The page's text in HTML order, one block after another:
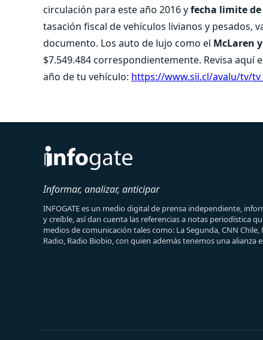
circulación para este año 2016 yfecha limite de
tasación fiscal de vehículos livianos y pesados,
documento. Los auto de lujo como el McLaren
$7.549.484 correspondientemente. Revisa
año de tu vehículo: https://www.sii.cl/avalu/tv/
Informar, analizar, anticipar
INFOGATE es un medio digital de prensa independiente,
y creíble, así dan cuenta las referencias a notas periodística
medios de comunicación tales como: La Segunda, CNN Chile,
Radio, Radio Biobio, con quien además tenemos una alianza